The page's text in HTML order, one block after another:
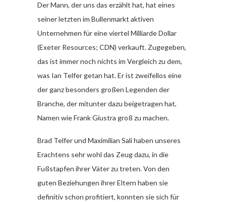
Der Mann, der uns das erzählt hat, hat eines
seiner letzten im Bullenmarkt aktiven
Unternehmen für eine viertel Milliarde Dollar
(Exeter Resources; CDN) verkauft. Zugegeben,
das ist immer noch nichts im Vergleich zu dem,
was Ian Telfer getan hat. Er ist zweifellos eine
der ganz besonders großen Legenden der
Branche, der mitunter dazu beigetragen hat,
Namen wie Frank Giustra groß zu machen.
Brad Telfer und Maximilian Sali haben unseres
Erachtens sehr wohl das Zeug dazu, in die
Fußstapfen ihrer Väter zu treten. Von den
guten Beziehungen ihrer Eltern haben sie
definitiv schon profitiert, konnten sie sich für